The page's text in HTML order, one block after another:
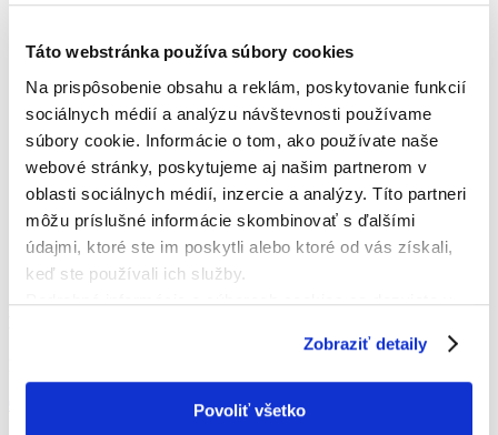
Táto webstránka používa súbory cookies
Na prispôsobenie obsahu a reklám, poskytovanie funkcií
sociálnych médií a analýzu návštevnosti používame
súbory cookie. Informácie o tom, ako používate naše
webové stránky, poskytujeme aj našim partnerom v
oblasti sociálnych médií, inzercie a analýzy. Títo partneri
môžu príslušné informácie skombinovať s ďalšími
údajmi, ktoré ste im poskytli alebo ktoré od vás získali,
keď ste používali ich služby.
Podrobné informácie o súboroch cookies sa dozviete v
Zobraziť detaily
Povoliť všetko